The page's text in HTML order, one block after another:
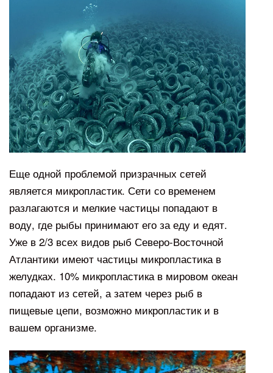
Еще одной проблемой призрачных сетей
является микропластик. Сети со временем
разлагаются и мелкие частицы попадают в
воду, где рыбы принимают его за еду и едят.
Уже в 2/3 всех видов рыб Северо-Восточной
Атлантики имеют частицы микропластика в
желудках. 10% микропластика в мировом океан
попадают из сетей, а затем через рыб в
пищевые цепи, возможно микропластик и в
вашем организме.